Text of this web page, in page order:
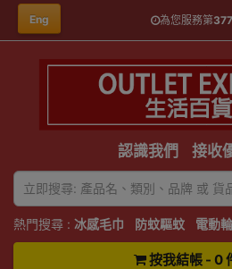
Eng 為您服務第
認識我們 接收
熱門搜尋 : 冰感毛巾 防蚊驅蚊 電動
按我結帳 - 0